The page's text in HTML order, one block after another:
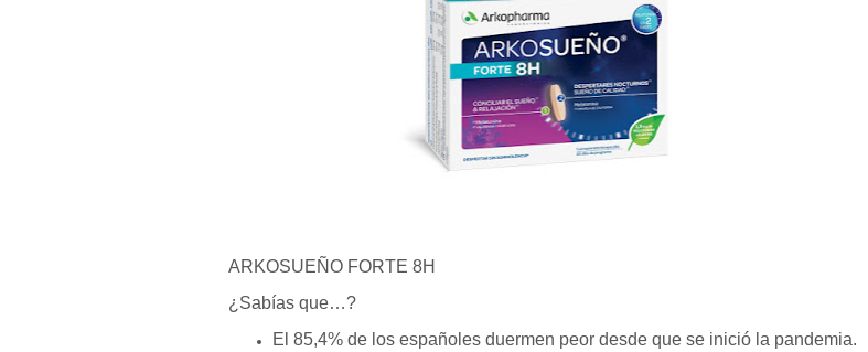
ARKOSUEÑO FORTE 8H
¿Sabías que…?
El 85,4% de los españoles duermen peor desde que se inició la pandemia.